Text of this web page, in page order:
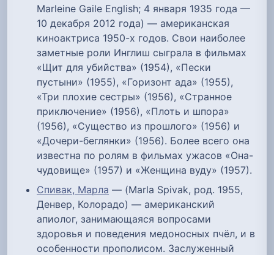
Marleine Gaile English; 4 января 1935 года —
10 декабря 2012 года) — американская
киноактриса 1950-х годов. Свои наиболее
заметные роли Инглиш сыграла в фильмах
«Щит для убийства» (1954), «Пески
пустыни» (1955), «Горизонт ада» (1955),
«Три плохие сестры» (1956), «Странное
приключение» (1956), «Плоть и шпора»
(1956), «Существо из прошлого» (1956) и
«Дочери-беглянки» (1956). Более всего она
известна по ролям в фильмах ужасов «Она-
чудовище» (1957) и «Женщина вуду» (1957).
Спивак, Марла — (Marla Spivak, род. 1955,
Денвер, Колорадо) — американский
апиолог, занимающаяся вопросами
здоровья и поведения медоносных пчёл, и в
особенности прополисом. Заслуженный